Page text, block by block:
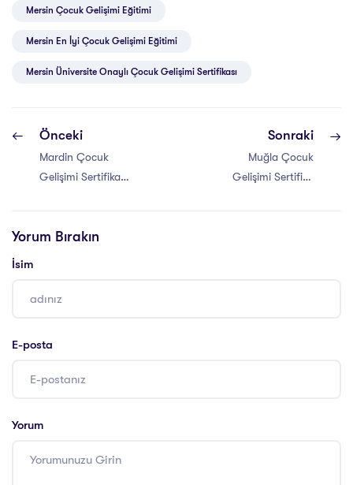
Mersin Çocuk Gelişimi Eğitimi
Mersin En İyi Çocuk Gelişimi Eğitimi
Mersin Üniversite Onaylı Çocuk Gelişimi Sertifikası
Önceki
Mardin Çocuk
Gelişimi Sertifika
Sonraki
Muğla Çocuk
Gelişimi Sertifika
Yorum Bırakın
İsim
E-posta
Yorum